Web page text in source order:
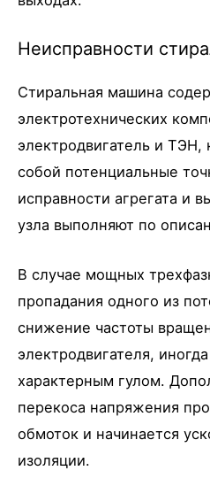
Неисправности
Стиральная машина
электротехнических
электродвигатель и ТЭН,
собой потенциальные
исправности агрегата и
узла выполняют по
В случае мощных
пропадания одного из
снижение частоты
электродвигателя,
характерным гулом.
перекоса напряжения
обмоток и начинается
изоляции.